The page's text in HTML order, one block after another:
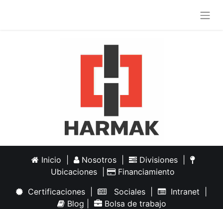
Inicio Nosotros Divisiones
Ubicaciones
Financiamiento
Certificaciones
Sociales Intranet
Blog
Bolsa de trabajo